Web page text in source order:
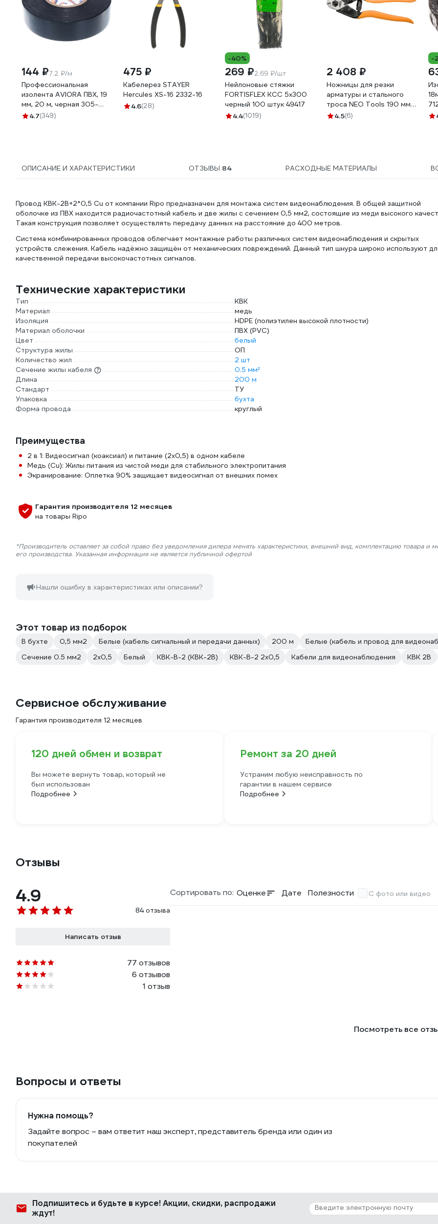
144 ₽7.2 ₽/м
Профессиональная
изолента AVIORA ПВХ, 19
мм, 20 м, черная 305-
030
4.7(349)
475 ₽
Кабелерез STAYER
Hercules XS-16 2332-16
4.6(28)
-40%
269 ₽2.69 ₽/шт
Нейлоновые стяжки
FORTISFLEX КСС 5х300
черный 100 штук 49417
4.4(1019)
2 408 ₽
Ножницы для резки
арматуры и стального
троса NEO Tools 190 мм
01-512
4.5(6)
-
ОПИСАНИЕ И ХАРАКТЕРИСТИКИ ОТЗЫВЫ 84 РАСХОДНЫЕ МАТЕРИАЛЫ
Провод КВК-2В+2*0,5 Cu от компании Ripo предназначен для монтажа систем видеонаблюдения. В общей защитной
оболочке из ПВХ находится радиочастотный кабель и две жилы с сечением 0,5 мм2, состоящие из меди высокого
Такая конструкция позволяет осуществлять передачу данных на расстояние до 400 метров.
Система комбинированных проводов облегчает монтажные работы различных систем видеонаблюдения и скрытых
устройств слежения. Кабель надёжно защищён от механических повреждений. Данный тип шнура широко используют
качественной передачи высокочастотных сигналов.
Технические характеристики
Тип
КВК
Материал
медь
Изоляция
HDPE (полиэтилен высокой плотности)
Материал оболочки
ПВХ (PVC)
Цвет
белый
Структура жилы
ОП
Количество жил
2 шт
Сечение жилы кабеля
0.5 мм²
Длина
200 м
Стандарт
ТУ
Упаковка
бухта
Форма провода
круглый
Преимущества
2 в 1: Видеосигнал (коаксиал) и питание (2x0,5) в одном кабеле
Медь (Cu): Жилы питания из чистой меди для стабильного электропитания
Экранирование: Оплетка 90% защищает видеосигнал от внешних помех
Гарантия производителя 12 месяцев
на товары Ripo
*Производитель оставляет за собой право без уведомления дилера менять характеристики, внешний вид, комплектацию товара и
его производства. Указанная информация не является публичной офертой
Нашли ошибку в характеристиках или описании?
Этот товар из подборок
В бухте 0,5 мм2 Белые (кабель сигнальный и передачи данных) 200 м
Белые (кабель и провод для
Сечение 0.5 мм2
2х0,5 Белый КВК-В-2 (КВК-2В) КВК-В-2 2х0,5 Кабели для видеонаблюдения КВК 2В
Сервисное обслуживание
Гарантия производителя 12 месяцев
120 дней обмен и возврат
Вы можете вернуть товар, который не
был использован
Подробнее
Ремонт за 20 дней
Устраним любую неисправность по
гарантии в нашем сервисе
Подробнее
Отзывы
4.9
84 отзыва
Написать отзыв
77 отзывов
6 отзывов
1 отзыв
Сортировать по: Оценке Дате Полезности С фото или видео
Посмотреть все
Вопросы и ответы
Нужна помощь?
Задайте вопрос – вам ответит наш эксперт, представитель бренда или один из
покупателей
Подпишитесь и будьте в курсе! Акции, скидки, распродажи
ждут!